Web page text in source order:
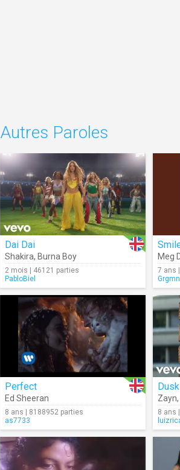
Autres Paroles
Dai Dai
Shakira, Burna Boy
2 mois | 46121 parties
PabloBiel
Meg
7 ans
Perfect
Ed Sheeran
8 ans | 8188952 parties
as7733
Zayn,
8 ans